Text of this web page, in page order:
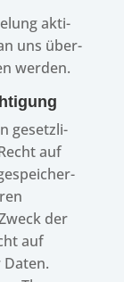
akti­
uns über­
werden.
gesetz­li­
auf
der
auf